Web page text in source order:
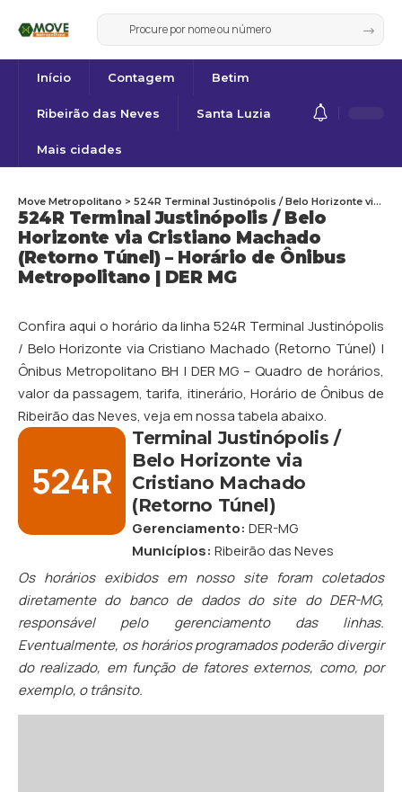
Início Contagem Betim
Ribeirão das Neves Santa Luzia
Mais cidades
524R Terminal Justinópolis / Belo
Horizonte via Cristiano Machado
(Retorno Túnel) – Horário de Ônibus
Metropolitano | DER MG
Move Metropolitano > 524R Terminal Justinópolis / Belo Horizonte via Cristiano Machado (Retorno Túnel) – Horário de Ônibus Metropolitano | DER MG
Confira aqui o horário da linha 524R Terminal Justinópolis
/ Belo Horizonte via Cristiano Machado (Retorno Túnel) |
Ônibus Metropolitano BH | DER MG – Quadro de horários,
valor da passagem, tarifa, itinerário, Horário de Ônibus de
Ribeirão das Neves, veja em nossa tabela abaixo.
524R
Terminal Justinópolis /
Belo Horizonte via
Cristiano Machado
(Retorno Túnel)
Gerenciamento: DER-MG
Municípios: Ribeirão das Neves
Os horários exibidos em nosso site foram coletados
diretamente do banco de dados do site do DER-MG,
responsável pelo gerenciamento das linhas.
Eventualmente, os horários programados poderão divergir
do realizado, em função de fatores externos, como, por
exemplo, o trânsito.